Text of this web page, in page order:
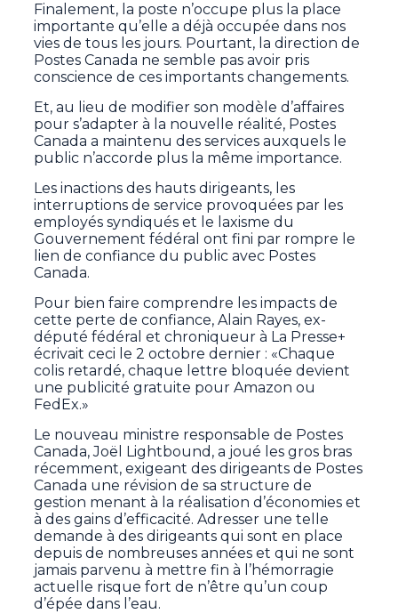
Finalement, la poste n’occupe plus la place
importante qu’elle a déjà occupée dans nos
vies de tous les jours. Pourtant, la direction de
Postes Canada ne semble pas avoir pris
conscience de ces importants changements.
Et, au lieu de modifier son modèle d’affaires
pour s’adapter à la nouvelle réalité, Postes
Canada a maintenu des services auxquels le
public n’accorde plus la même importance.
Les inactions des hauts dirigeants, les
interruptions de service provoquées par les
employés syndiqués et le laxisme du
Gouvernement fédéral ont fini par rompre le
lien de confiance du public avec Postes
Canada.
Pour bien faire comprendre les impacts de
cette perte de confiance, Alain Rayes, ex-
député fédéral et chroniqueur à La Presse+
écrivait ceci le 2 octobre dernier : «Chaque
colis retardé, chaque lettre bloquée devient
une publicité gratuite pour Amazon ou
FedEx.»
Le nouveau ministre responsable de Postes
Canada, Joël Lightbound, a joué les gros bras
récemment, exigeant des dirigeants de Postes
Canada une révision de sa structure de
gestion menant à la réalisation d’économies et
à des gains d’efficacité. Adresser une telle
demande à des dirigeants qui sont en place
depuis de nombreuses années et qui ne sont
jamais parvenu à mettre fin à l’hémorragie
actuelle risque fort de n’être qu’un coup
d’épée dans l’eau.